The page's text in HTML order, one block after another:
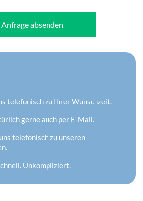
Anfrage absenden
telefonisch zu Ihrer Wunschzeit.
gerne auch per E-Mail.
telefonisch zu unseren
Unkompliziert.